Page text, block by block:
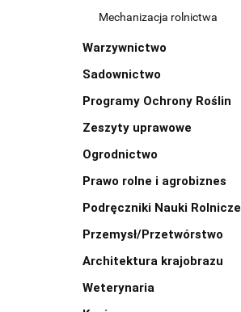
Mechanizacja rolnictwa
Warzywnictwo
Sadownictwo
Programy Ochrony Roślin
Zeszyty uprawowe
Ogrodnictwo
Prawo rolne i agrobiznes
Podręczniki Nauki Rolnicze
Przemysł/Przetwórstwo
Architektura krajobrazu
Weterynaria